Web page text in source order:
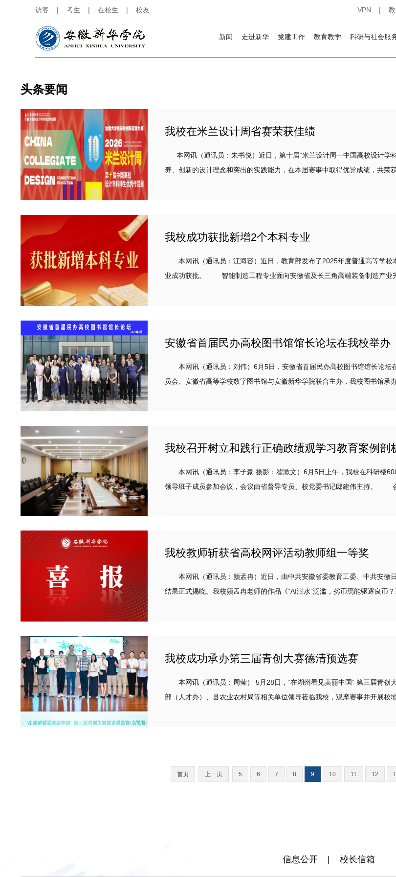
访客 | 考生 | 在校生 | 校友 VPN |
新闻 走进新华 党建工作 教育教学 科研与社会服
头条要闻
我校在米兰设计周省赛荣获佳绩
本网讯（通讯员：朱书悦）近日，第十届“米兰设计周—中国高校设计学
养、创新的设计理念和突出的实践能力，在本届赛事中取得优异成绩，共荣
我校成功获批新增2个本科专业
本网讯（通讯员：江海容）近日，教育部发布了2025年度普通高等学校
业成功获批。 智能制造工程专业面向安徽省及长三角高端装备制造产业升级需求，聚焦“制造+信息+管理”交叉融合能力培养，致力于输送能胜任智
安徽省首届民办高校图书馆馆长论坛在我校举办
本网讯（通讯员：刘伟）6月5日，安徽省首届民办高校图书馆馆长论坛
员会、安徽省高等学校数字图书馆与安徽新华学院联合主办，我校图书馆承
我校召开树立和践行正确政绩观学习教育案例剖
本网讯（通讯员：李子豪 摄影：翟漱文）6月5日上午，我校在科研楼
领导班子成员参加会议，会议由省督导专员、校党委书记邸建伟主持。 会上学习了《习近平总书记在浙江工作期间树立和践行正确政绩观的理论和
我校教师斩获省高校网评活动教师组一等奖
本网讯（通讯员：颜孟冉）近日，由中共安徽省委教育工委、中共安徽
结果正式揭晓。我校颜孟冉老师的作品《“AI泔水”泛滥，劣币焉能驱逐良币？》荣获教师组一等奖。 本次评选
我校成功承办第三届青创大赛德清预选赛
本网讯（通讯员：周莹） 5月28日，“在湖州看见美丽中国” 第三届青创
部（人才办）、县农业农村局等相关单位领导莅临我校，观摩赛事并开展校地人才对接交流活动。 本次大赛紧扣
首页 上一页 5 6 7 8 9 10 11 12
信息公开 校长信箱